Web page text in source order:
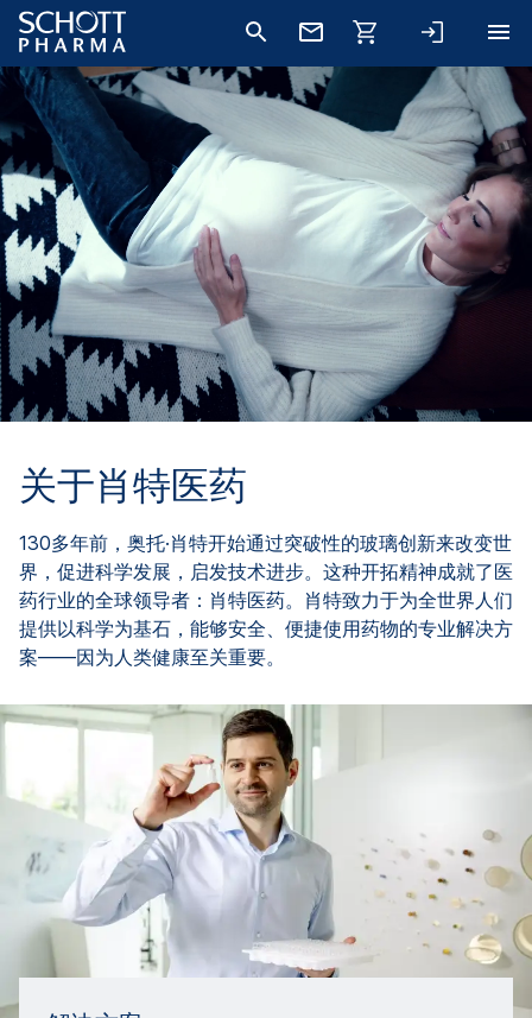
关于肖特医药
130多年前，奥托·肖特开始通过突破性的玻璃创新来改变世
界，促进科学发展，启发技术进步。这种开拓精神成就了医
药行业的全球领导者：肖特医药。肖特致力于为全世界人们
提供以科学为基石，能够安全、便捷使用药物的专业解决方
案——因为人类健康至关重要。